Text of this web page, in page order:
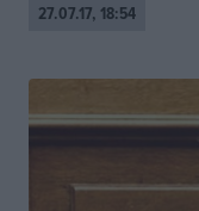
27.07.17, 18:54